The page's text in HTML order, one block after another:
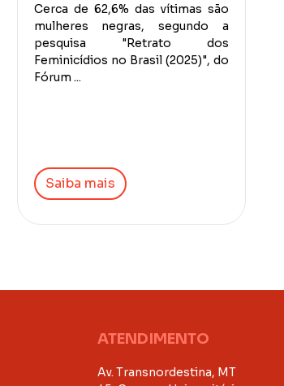
Cerca de 62,6% das vítimas são
mulheres negras, segundo a
pesquisa "Retrato dos
Feminicídios no Brasil (2025)", do
Fórum ...
Saiba mais
ATENDIMENTO
Av. Transnordestina, MT